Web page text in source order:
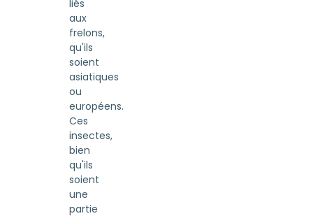
liés
aux
frelons,
qu'ils
soient
asiatiques
ou
européens.
Ces
insectes,
bien
qu'ils
soient
une
partie